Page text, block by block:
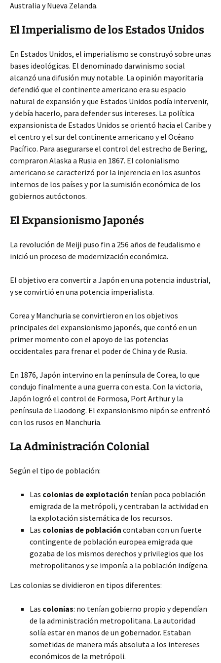
Australia y Nueva Zelanda.
El Imperialismo de los Estados Unidos
En Estados Unidos, el imperialismo se construyó sobre unas
bases ideológicas. El denominado darwinismo social
alcanzó una difusión muy notable. La opinión mayoritaria
defendió que el continente americano era su espacio
natural de expansión y que Estados Unidos podía intervenir,
y debía hacerlo, para defender sus intereses. La política
expansionista de Estados Unidos se orientó hacia el Caribe y
el centro y el sur del continente americano y el Océano
Pacífico. Para asegurarse el control del estrecho de Bering,
compraron Alaska a Rusia en 1867. El colonialismo
americano se caracterizó por la injerencia en los asuntos
internos de los países y por la sumisión económica de los
gobiernos autóctonos.
El Expansionismo Japonés
La revolución de Meiji puso fin a 256 años de feudalismo e
inició un proceso de modernización económica.
El objetivo era convertir a Japón en una potencia industrial,
y se convirtió en una potencia imperialista.
Corea y Manchuria se convirtieron en los objetivos
principales del expansionismo japonés, que contó en un
primer momento con el apoyo de las potencias
occidentales para frenar el poder de China y de Rusia.
En 1876, Japón intervino en la península de Corea, lo que
condujo finalmente a una guerra con esta. Con la victoria,
Japón logró el control de Formosa, Port Arthur y la
península de Liaodong. El expansionismo nipón se enfrentó
con los rusos en Manchuria.
La Administración Colonial
Según el tipo de población:
Las colonias de explotación tenían poca población
emigrada de la metrópoli, y centraban la actividad en
la explotación sistemática de los recursos.
Las colonias de población contaban con un fuerte
contingente de población europea emigrada que
gozaba de los mismos derechos y privilegios que los
metropolitanos y se imponía a la población indígena.
Las colonias se dividieron en tipos diferentes:
Las colonias: no tenían gobierno propio y dependían
de la administración metropolitana. La autoridad
solía estar en manos de un gobernador. Estaban
sometidas de manera más absoluta a los intereses
económicos de la metrópoli.